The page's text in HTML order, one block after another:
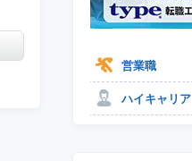
営業職
ハイキャリア